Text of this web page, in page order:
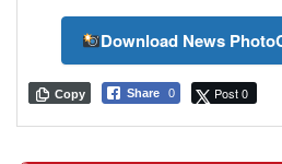
Download News
Share 0 Post 0
Copy